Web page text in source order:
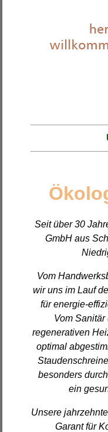
Seit über 30
GmbH aus
Vom
wir uns im Lauf
für energie-
Vom
regenerativen
optimal
besonders
ein
Unsere
Garant für